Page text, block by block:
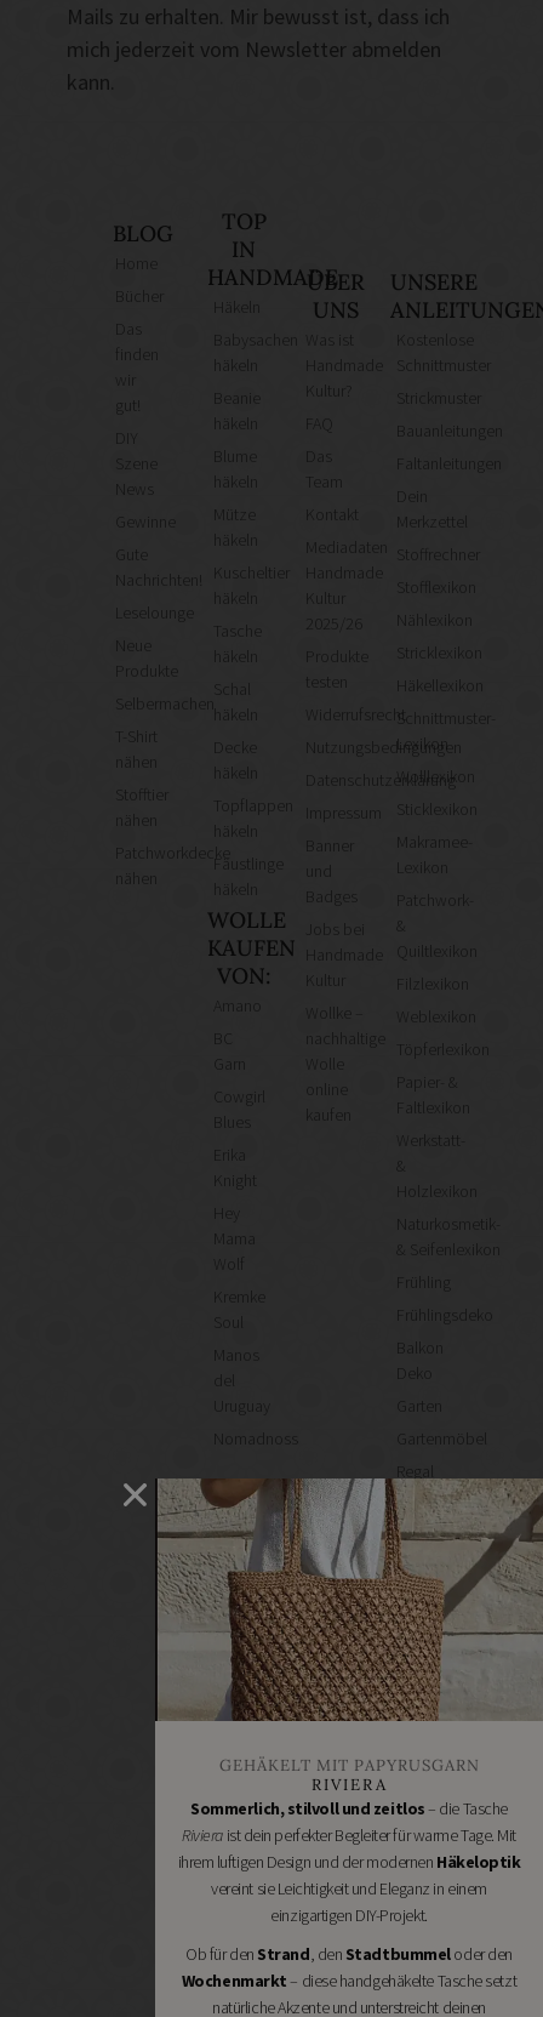
Mails zu erhalten. Mir bewusst ist, dass ich
mich jederzeit vom Newsletter abmelden
kann.
BLOG
finden
gut!
News
Gute
Nachrichten!
Leselounge
Neue
Produkte
Selbermachen
T-Shirt
Stofftier
Patchworkdecke
TOP
IN
HANDMADE
häkeln
häkeln
Mütze
häkeln
Kuscheltier
häkeln
Tasche
häkeln
häkeln
Topflappen
häkeln
Fäustlinge
häkeln
WOLLE
KAUFEN
VON:
Cowgirl
Knight
Mama
Wolf
Kremke
Manos
Uruguay
Nomadnoss
ÜBER
UNS
Was ist
Kultur?
Team
Kontakt
Mediadaten
Kultur
Produkte
testen
Widerrufsrecht
Nutzungsbedingungen
Datenschutzerklärung
Kultur
Wollke –
nachhaltige
kaufen
UNSERE
Kostenlose
Schnittmuster
Strickmuster
Bauanleitungen
Faltanleitungen
Merkzettel
Stoffrechner
Stofflexikon
Nählexikon
Stricklexikon
Häkellexikon
Schnittmuster-
Lexikon
Wolllexikon
Sticklexikon
Makramee-
Lexikon
Patchwork-
&
Quiltlexikon
Weblexikon
Töpferlexikon
Papier- &
Faltlexikon
Werkstatt-
&
Holzlexikon
Naturkosmetik-
& Seifenlexikon
Frühling
Frühlingsdeko
Balkon
Deko
Garten
Gartenmöbel
Regal
selber
machen
Heimwerken
Renovieren
DIY
GESCHÄFTE
Bastelbedarf
Stoffgeschäfte
Handgemachtes
Schneidereibedarf
Handarbeitszubehör
DIY
Online
Shops
Schmuckzubehör
Nähmaschinen
GEHÄKELT MIT PAPYRUSGARN
RIVIERA
Sommerlich, stilvoll und zeitlos– die Tasche
Rivieraist dein perfekter Begleiter für warme Tage. Mit
ihrem luftigen Design und der modernen Häkeloptik
vereint sie Leichtigkeit und Eleganz in einem
einzigartigen DIY-Projekt.
Ob für den Strand, den Stadtbummeloder den
Wochenmarkt– diese handgehäkelte Tasche setzt
natürliche Akzente und unterstreicht deinen